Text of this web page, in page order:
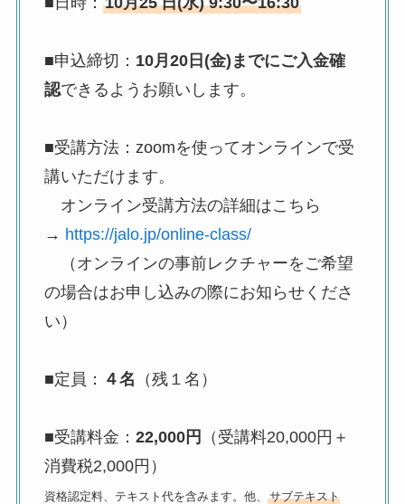
■申込締切： 10月20日(金)までにご入金確
認できるようお願いします。
■受講方法：zoomを使ってオンラインで受
講いただけます。
オンライン受講方法の詳細はこちら
→ https://jalo.jp/online-class/
（オンラインの事前レクチャーをご希望
の場合はお申し込みの際にお知らせくださ
い）
■定員： ４名 （残１名）
■受講料金： 22,000円
（受講料20,000円＋
消費税2,000円）
資格認定料、テキスト代を含みます。他、 サブテキスト